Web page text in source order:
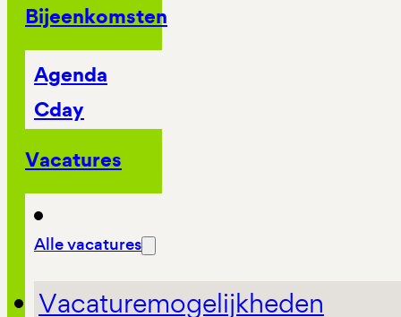
Bijeenkomsten
Agenda
Cday
Vacatures
Alle vacatures
Vacaturemogelijkheden